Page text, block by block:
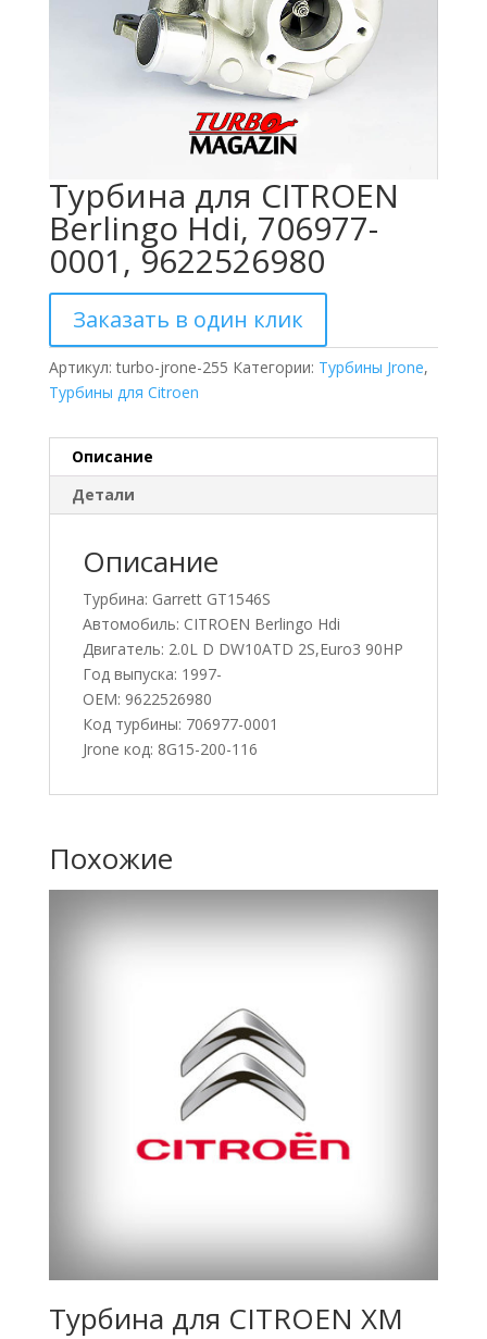
Турбина для CITROEN
Berlingo Hdi, 706977-
0001, 9622526980
Заказать в один клик
Артикул:turbo-jrone-255 Категории: Турбины Jrone,
Турбины для Citroen
Описание
Детали
Описание
Турбина: Garrett GT1546S
Автомобиль: CITROEN Berlingo Hdi
Двигатель: 2.0L D DW10ATD 2S,Euro3 90HP
Год выпуска: 1997-
OEM: 9622526980
Код турбины: 706977-0001
Jrone код: 8G15-200-116
Похожие
Турбина для CITROEN XM